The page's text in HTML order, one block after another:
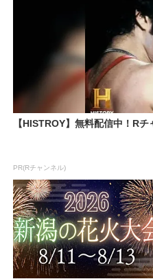
【HISTROY】無料配信中！R
PR(Rチャンネル)